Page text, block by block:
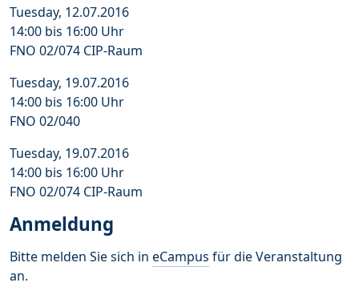
Tuesday, 12.07.2016
14:00 bis 16:00 Uhr
FNO 02/074 CIP-Raum
Tuesday, 19.07.2016
14:00 bis 16:00 Uhr
FNO 02/040
Tuesday, 19.07.2016
14:00 bis 16:00 Uhr
FNO 02/074 CIP-Raum
Anmeldung
Bitte melden Sie sich in eCampus für die Veranstaltung
an.